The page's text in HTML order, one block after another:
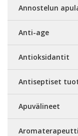
Annostelun
Anti-age
Antioksidantit
Antiseptiset
Apuvälineet